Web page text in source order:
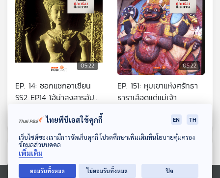
ดาวน์โหลด Thai PBS Podcast Application
05:22
EP. 14: ซอกแซกอาเซียน
SS2 EP14 โอ้น่าสงสารอัปส
05:22
EP. 151: หุบเขาแห่งศรัทธา
ธาราเลือดแด่แม่เจ้า
ตอนที่เกี่ยวข้อง
ไทยพีบีเอสใช้คุกกี้ EN TH
เว็บไซต์ของเรามีการจัดเก็บคุกกี้ โปรดศึกษาเพิ่มเติมที่นโยบายคุ้มครอง
ข้อมูลส่วนบุคคล
เพิ่มเติม
ยอมรับทั้งหมด ไม่ยอมรับทั้งหมด ปิด